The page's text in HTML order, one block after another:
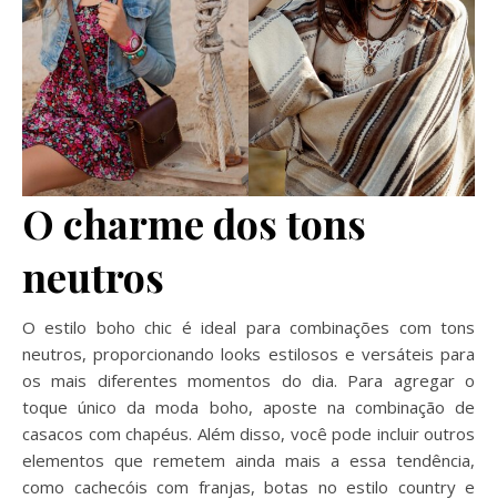
O charme dos tons
neutros
O estilo boho chic é ideal para combinações com tons
neutros, proporcionando looks estilosos e versáteis para
os mais diferentes momentos do dia. Para agregar o
toque único da moda boho, aposte na combinação de
casacos com chapéus. Além disso, você pode incluir outros
elementos que remetem ainda mais a essa tendência,
como cachecóis com franjas, botas no estilo country e